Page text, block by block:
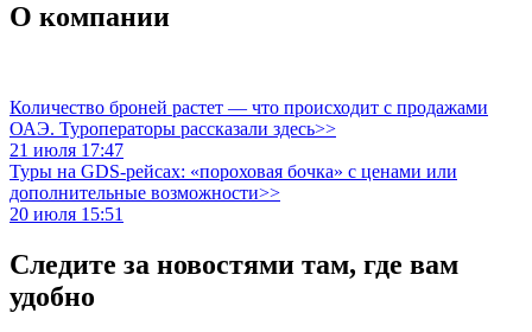
О компании
Количество броней растет — что происходит с продажами
ОАЭ. Туроператоры рассказали здесь>>
21 июля 17:47
Туры на GDS-рейсах: «пороховая бочка» с ценами или
дополнительные возможности>>
20 июля 15:51
Следите за новостями там, где вам
удобно